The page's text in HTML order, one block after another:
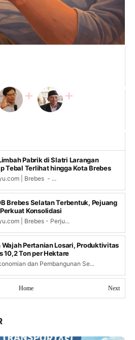
Pabrik di Slatri Larangan
Tebal Terlihat hingga Kota Brebes
| Brebes - ...
Brebes Selatan Terbentuk, Pejuang
Konsolidasi
| Brebes - Perju...
Wajah Pertanian Losari, Produktivitas
10,2 Ton per Hektare
dan Pembangunan Se...
Next
Home